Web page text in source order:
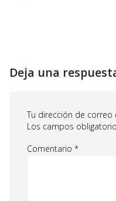
Deja una
Tu dirección de
Los campos
Comentario *